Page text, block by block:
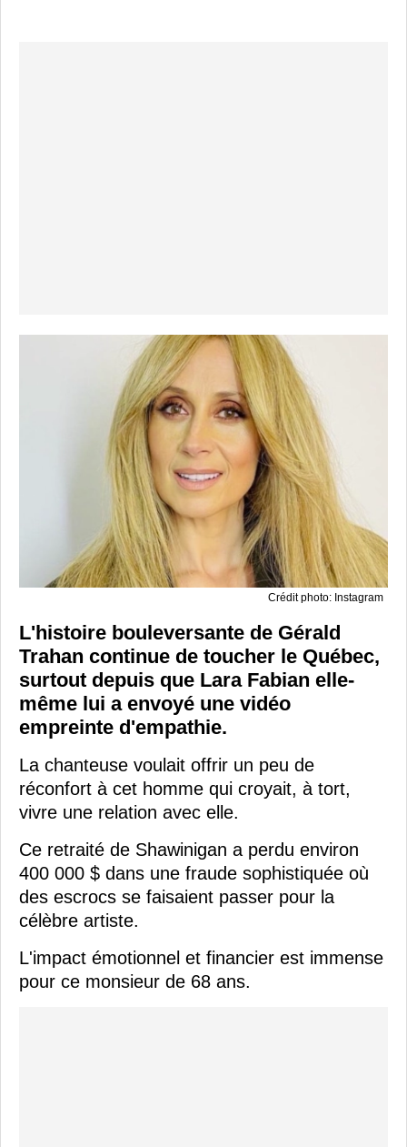
Crédit photo: Instagram
L'histoire bouleversante de Gérald
Trahan continue de toucher le Québec,
surtout depuis que Lara Fabian elle-
même lui a envoyé une vidéo
empreinte d'empathie.
La chanteuse voulait offrir un peu de
réconfort à cet homme qui croyait, à tort,
vivre une relation avec elle.
Ce retraité de Shawinigan a perdu environ
400 000 $ dans une fraude sophistiquée où
des escrocs se faisaient passer pour la
célèbre artiste.
L'impact émotionnel et financier est immense
pour ce monsieur de 68 ans.